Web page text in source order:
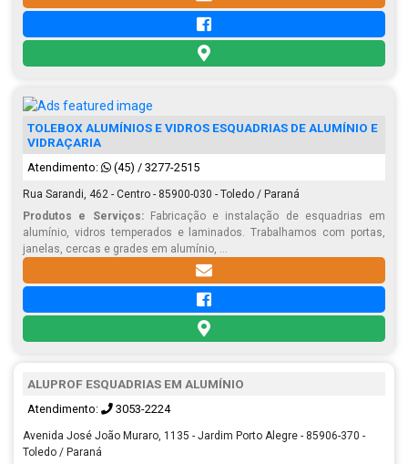
TOLEBOX ALUMÍNIOS E VIDROS ESQUADRIAS DE ALUMÍNIO E
VIDRAÇARIA
Atendimento: (45) / 3277-2515
Rua Sarandi, 462 - Centro - 85900-030 - Toledo / Paraná
Produtos e Serviços:Fabricação e instalação de esquadrias em
alumínio, vidros temperados e laminados. Trabalhamos com portas,
janelas, cercas e grades em alumínio, ...
ALUPROF ESQUADRIAS EM ALUMÍNIO
Atendimento: 3053-2224
Avenida José João Muraro, 1135 - Jardim Porto Alegre - 85906-370 -
Toledo / Paraná